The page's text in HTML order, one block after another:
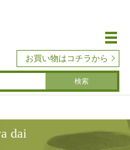
メ
お買い物はコチラから
dai